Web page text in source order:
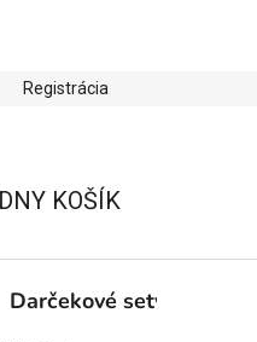
Zľava 10 % na prvý nákup
Registrácia
KOŠÍK
Darčekové sety